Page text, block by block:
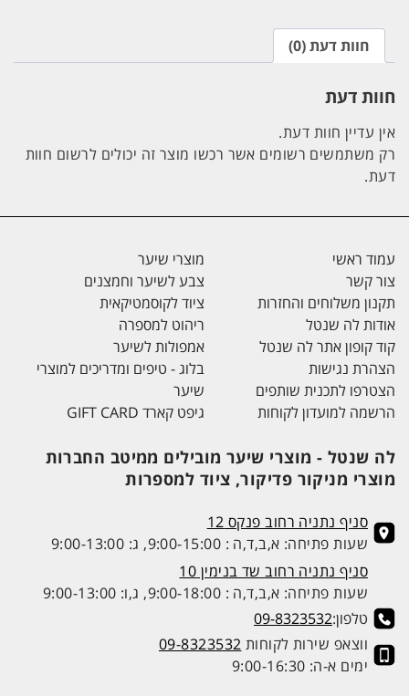
חוות דעת (0)
חוות דעת
אין עדיין חוות דעת.
רק משתמשים רשומים אשר רכשו מוצר זה יכולים לרשום חוות
דעת.
עמוד ראשי
צור קשר
תקנון משלוחים והחזרות
אודות לה שנטל
קוד קופון אתר לה שנטל
הצהרת נגישות
הצטרפו לתכנית שותפים
הרשמה למועדון לקוחות
מוצרי שיער
צבע לשיער וחמצנים
ציוד לקוסמטיקאית
ריהוט למספרה
אמפולות לשיער
בלוג - טיפים ומדריכים למוצרי
שיער
גיפט קארד GIFT CARD
לה שנטל - מוצרי שיער מובילים ממיטב החברות
מוצרי מניקור פדיקור, ציוד למספרות
סניף נתניה רחוב פנקס 12
שעות פתיחה: א,ב,ד,ה : 9:00-15:00, ג: 9:00-13:00
סניף נתניה רחוב שד בנימין 10
שעות פתיחה: א,ב,ד,ה : 9:00-18:00, ג,ו: 9:00-13:00
טלפון:09-8323532
ווצאפ שירות לקוחות 09-8323532
ימים א-ה: 9:00-16:30